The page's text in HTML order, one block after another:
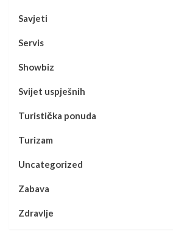
Savjeti
Servis
Showbiz
Svijet uspješnih
Turistička ponuda
Turizam
Uncategorized
Zabava
Zdravlje